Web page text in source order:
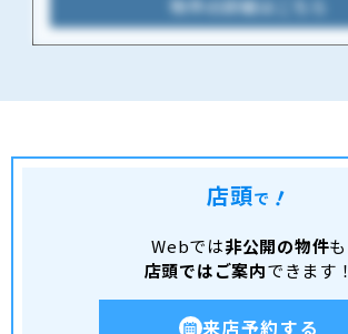
物件の詳細はこちら
店頭で！
Webでは非公開の物件も
店頭ではご案内できます！
来店予約する